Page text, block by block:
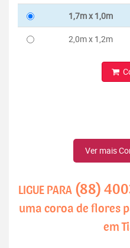
1,7m x 1,0m
2,0m x 1,2m
Ver mais
LIGUE PARA (88)
uma coroa de flores
em